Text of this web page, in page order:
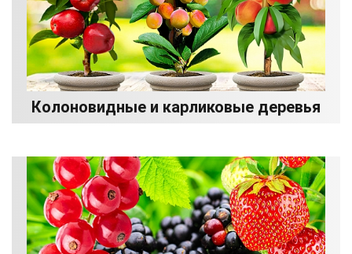
Колоновидные и карликовые деревья